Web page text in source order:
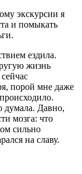
экскурсии я
и помыкать
ездила.
жизнь
порой мне даже
думала. Давно,
мозга: что
сильно
на славу.